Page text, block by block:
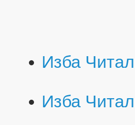
Изба
Изба